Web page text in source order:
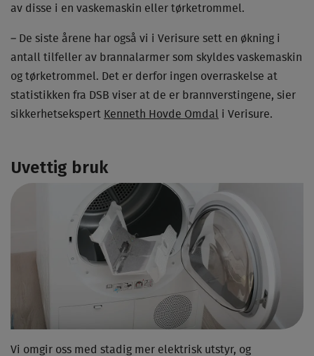
av disse i en vaskemaskin eller tørketrommel.
– De siste årene har også vi i Verisure sett en økning i
antall tilfeller av brannalarmer som skyldes vaskemaskin
og tørketrommel. Det er derfor ingen overraskelse at
statistikken fra DSB viser at de er brannverstingene, sier
sikkerhetsekspert Kenneth Hovde Omdal i Verisure.
Uvettig bruk
Vi omgir oss med stadig mer elektrisk utstyr, og